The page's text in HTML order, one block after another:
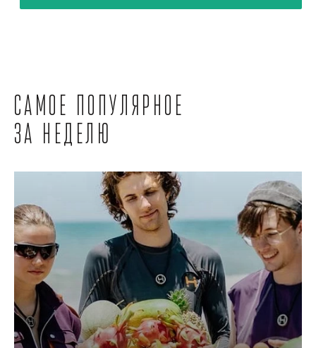
Самое популярное
за неделю